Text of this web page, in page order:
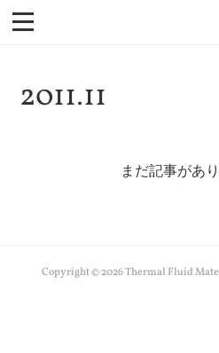
2011.11
まだ記事があ
Copyright ©2026Thermal Fluid